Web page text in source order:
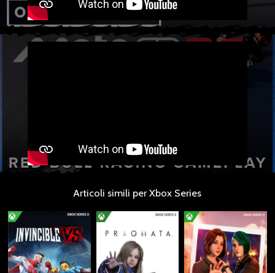
Articoli simili per Xbox Series